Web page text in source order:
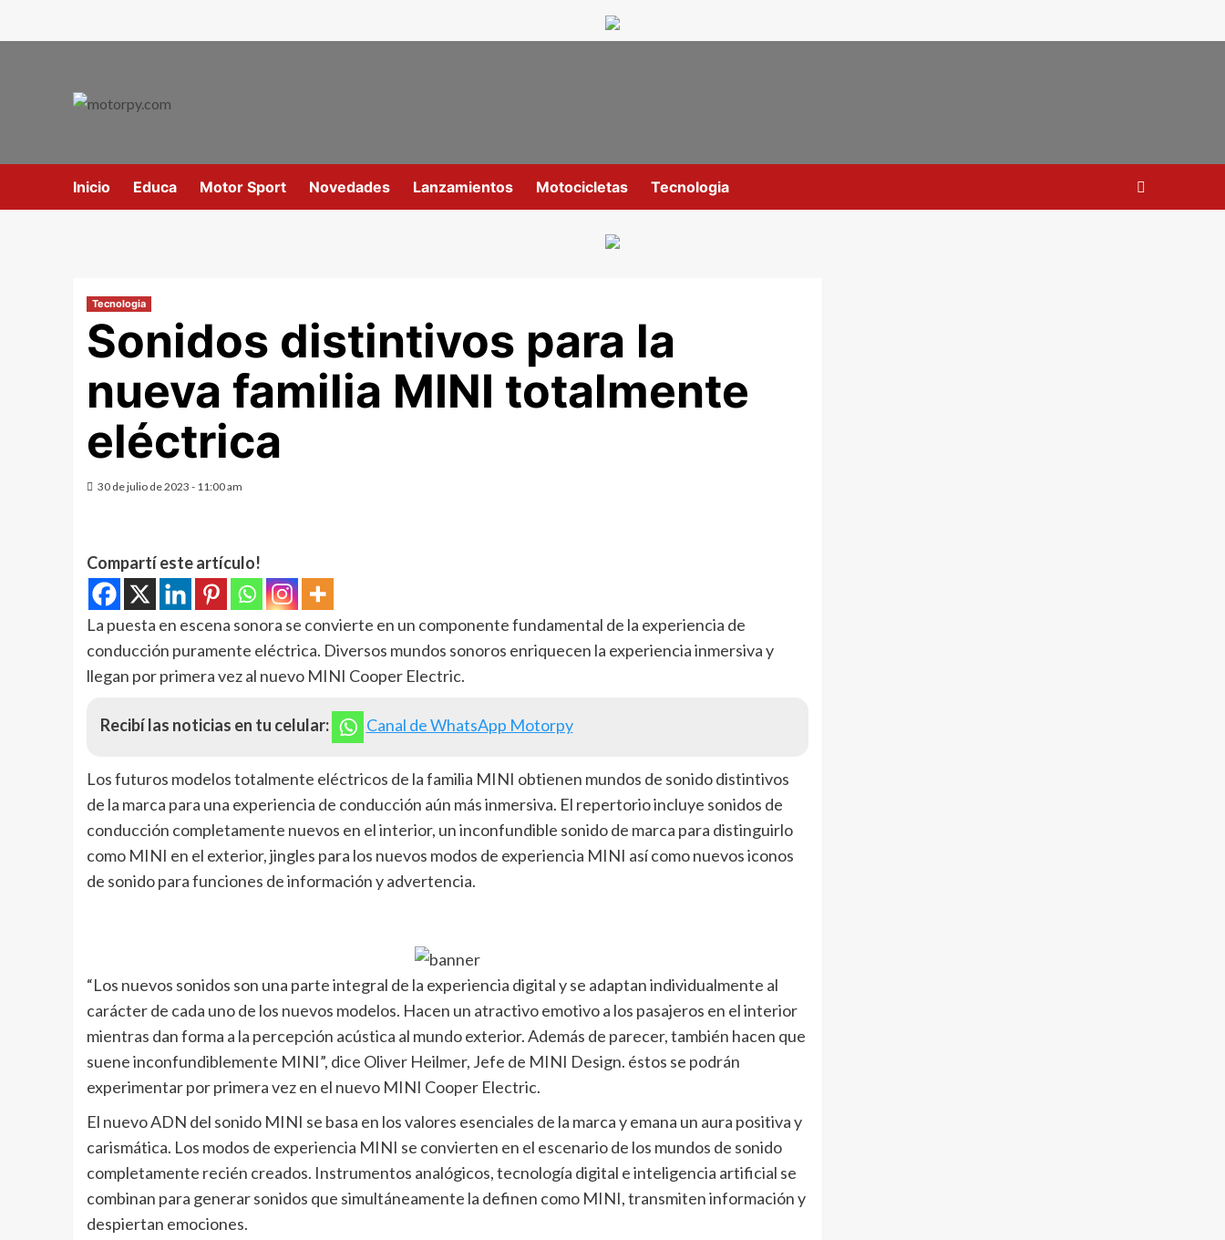
Inicio Educa Motor Sport Novedades Lanzamientos Motocicletas Tecnologia
Tecnologia
Sonidos distintivos para la
nueva familia MINI totalmente
eléctrica
30 de julio de 2023 - 11:00 am
Compartí este artículo!
La puesta en escena sonora se convierte en un componente fundamental de la experiencia de
conducción puramente eléctrica. Diversos mundos sonoros enriquecen la experiencia inmersiva y
llegan por primera vez al nuevo MINI Cooper Electric.
Recibí las noticias en tu celular: Canal de WhatsApp Motorpy
Los futuros modelos totalmente eléctricos de la familia MINI obtienen mundos de sonido distintivos
de la marca para una experiencia de conducción aún más inmersiva. El repertorio incluye sonidos de
conducción completamente nuevos en el interior, un inconfundible sonido de marca para distinguirlo
como MINI en el exterior, jingles para los nuevos modos de experiencia MINI así como nuevos iconos
de sonido para funciones de información y advertencia.
“Los nuevos sonidos son una parte integral de la experiencia digital y se adaptan individualmente al
carácter de cada uno de los nuevos modelos. Hacen un atractivo emotivo a los pasajeros en el interior
mientras dan forma a la percepción acústica al mundo exterior. Además de parecer, también hacen que
suene inconfundiblemente MINI”, dice Oliver Heilmer, Jefe de MINI Design. éstos se podrán
experimentar por primera vez en el nuevo MINI Cooper Electric.
El nuevo ADN del sonido MINI se basa en los valores esenciales de la marca y emana un aura positiva y
carismática. Los modos de experiencia MINI se convierten en el escenario de los mundos de sonido
completamente recién creados. Instrumentos analógicos, tecnología digital e inteligencia artificial se
combinan para generar sonidos que simultáneamente la definen como MINI, transmiten información y
despiertan emociones.